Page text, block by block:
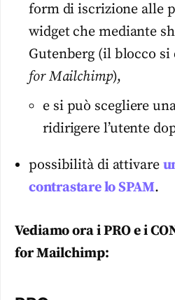
form di iscrizione alle
widget che mediante
Gutenberg (il blocco si
for Mailchimp),
e si può scegliere
ridirigere l’utente
possibilità di attivare
contrastare lo SPAM.
Vediamo ora i PRO e i
for Mailchimp: